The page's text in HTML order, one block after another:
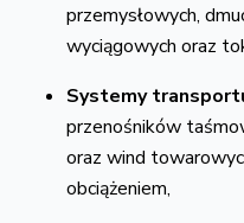
przemysłowych,
wyciągowych oraz
Systemy
przenośników
oraz wind
obciążeniem,